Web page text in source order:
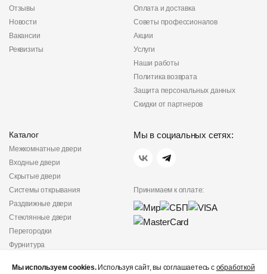
Отзывы
Новости
Вакансии
Реквизиты
Оплата и доставка
Советы профессионалов
Акции
Услуги
Наши работы
Политика возврата
Защита персональных данных
Скидки от партнеров
Каталог
Межкомнатные двери
Входные двери
Скрытые двери
Системы открывания
Раздвижные двери
Стеклянные двери
Перегородки
Фурнитура
Мы в социальных сетях:
Принимаем к оплате:
конфиденциальности
Мы используем cookies.Используя сайт, вы соглашаетесь с обработкой